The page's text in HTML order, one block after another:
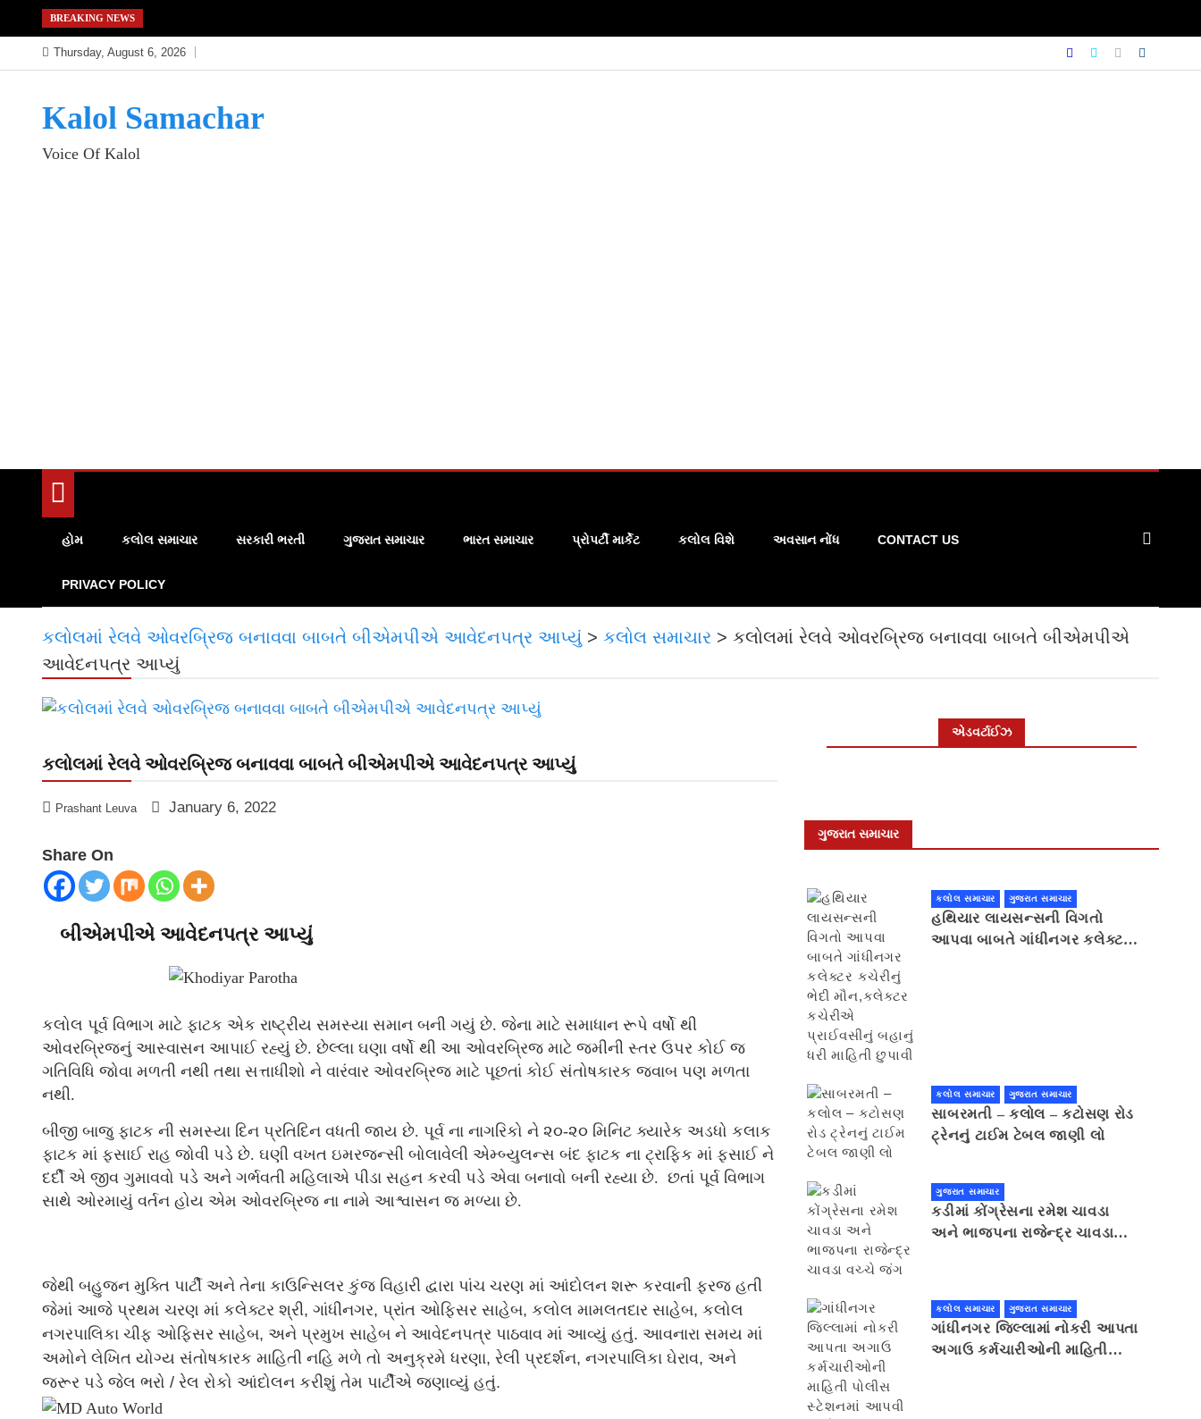
to
content
BREAKING NEWS
Thursday, August 6, 2026
Kalol Samachar
Voice Of Kalol
હોમ કલોલ સમાચાર સરકારી ભરતી ગુજરાત સમાચાર ભારત સમાચાર પ્રોપર્ટી માર્કેટ કલોલ વિશે અવસાન નોંધ CONTACT US
PRIVACY POLICY
કલોલમાં રેલવે ઓવરબ્રિજ બનાવવા બાબતે બીએમપીએ આવેદનપત્ર આપ્યું > કલોલ સમાચાર > કલોલમાં રેલવે ઓવરબ્રિજ બનાવવા બાબતે બીએમપીએ
આવેદનપત્ર આપ્યું
કલોલમાં રેલવે ઓવરબ્રિજ બનાવવા બાબતે બીએમપીએ આવેદનપત્ર આપ્યું
Prashant Leuva January 6, 2022
Share On
બીએમપીએ આવેદનપત્ર આપ્યું
કલોલ પૂર્વ વિભાગ માટે ફાટક એક રાષ્ટ્રીય સમસ્યા સમાન બની ગયું છે. જેના માટે સમાધાન રૂપે વર્ષો થી
ઓવરબ્રિજનું આસ્વાસન આપાઈ રહ્યું છે. છેલ્લા ઘણા વર્ષો થી આ ઓવરબ્રિજ માટે જમીની સ્તર ઉપર કોઈ જ
ગતિવિધિ જોવા મળતી નથી તથા સત્તાધીશો ને વારંવાર ઓવરબ્રિજ માટે પૂછતાં કોઈ સંતોષકારક જવાબ પણ મળતા
નથી.
બીજી બાજુ ફાટક ની સમસ્યા દિન પ્રતિદિન વધતી જાય છે. પૂર્વ ના નાગરિકો ને ૨૦-૨૦ મિનિટ ક્યારેક અડધો કલાક
ફાટક માં ફસાઈ રાહ જોવી પડે છે. ઘણી વખત ઇમરજન્સી બોલાવેલી એમ્બ્યુલન્સ બંદ ફાટક ના ટ્રાફિક માં ફસાઈ ને
દર્દી એ જીવ ગુમાવવો પડે અને ગર્ભવતી મહિલાએ પીડા સહન કરવી પડે એવા બનાવો બની રહ્યા છે. છતાં પૂર્વ વિભાગ
સાથે ઓરમાયું વર્તન હોય એમ ઓવરબ્રિજ ના નામે આશ્વાસન જ મળ્યા છે.
જેથી બહુજન મુક્તિ પાર્ટી અને તેના કાઉન્સિલર કુંજ વિહારી દ્વારા પાંચ ચરણ માં આંદોલન શરૂ કરવાની ફરજ હતી
જેમાં આજે પ્રથમ ચરણ માં કલેક્ટર શ્રી, ગાંધીનગર, પ્રાંત ઓફિસર સાહેબ, કલોલ મામલતદાર સાહેબ, કલોલ
નગરપાલિકા ચીફ ઓફિસર સાહેબ, અને પ્રમુખ સાહેબ ને આવેદનપત્ર પાઠવાવ માં આવ્યું હતું. આવનારા સમય માં
અમોને લેખિત યોગ્ય સંતોષકારક માહિતી નહિ મળે તો અનુક્રમે ધરણા, રેલી પ્રદર્શન, નગરપાલિકા ઘેરાવ, અને
જરૂર પડે જેલ ભરો / રેલ રોકો આંદોલન કરીશું તેમ પાર્ટીએ જણાવ્યું હતું.
એડવર્ટાઈઝ
ગુજરાત સમાચાર
કલોલ સમાચાર ગુજરાત સમાચાર
હથિયાર લાયસન્સની વિગતો
આપવા બાબતે ગાંધીનગર કલેક્ટર
કલોલ સમાચાર ગુજરાત સમાચાર
સાબરમતી – કલોલ – કટોસણ રોડ
ટ્રેનનું ટાઈમ ટેબલ જાણી લો
ગુજરાત સમાચાર
કડીમાં કોંગ્રેસના રમેશ ચાવડા
અને ભાજપના રાજેન્દ્ર ચાવડા
કલોલ સમાચાર ગુજરાત સમાચાર
ગાંધીનગર જિલ્લામાં નોકરી આપતા
અગાઉ કર્મચારીઓની માહિતી